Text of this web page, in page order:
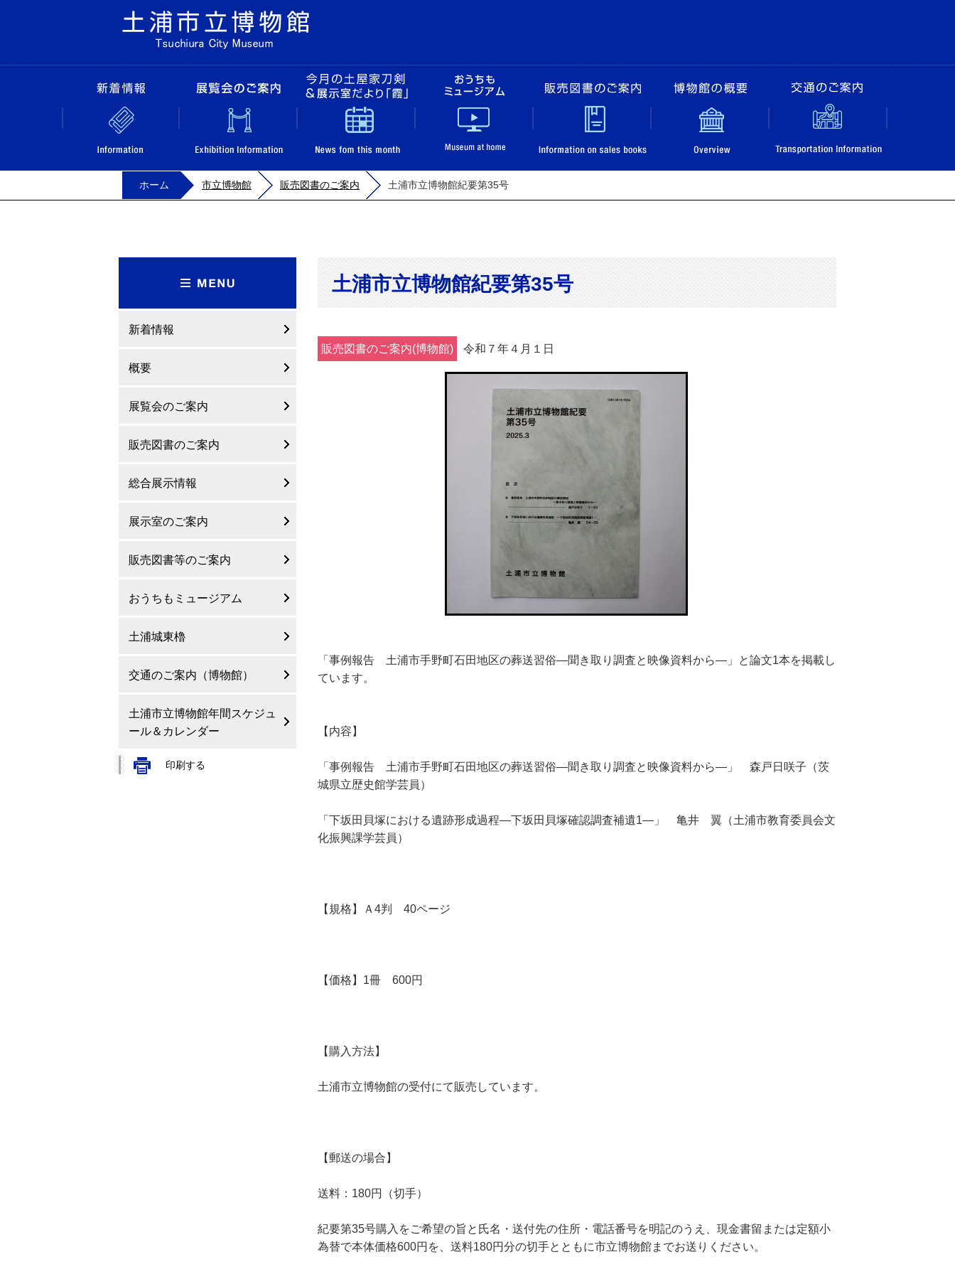
展覧会のご案内 今月の土屋家刀剣＆展示室だより「霞」
ホーム 市立博物館 販売図書のご案内 土浦市立博物館紀要第35号
土浦市立博物館紀要第35号
販売図書のご案内(博物館) 令和７年４月１日
「事例報告 土浦市手野町石田地区の葬送習俗―聞き取り調査と映像資料から―」と論文1本を掲載し
ています。
【内容】
「事例報告 土浦市手野町石田地区の葬送習俗―聞き取り調査と映像資料から―」 森戸日咲子（茨
城県立歴史館学芸員）
「下坂田貝塚における遺跡形成過程―下坂田貝塚確認調査補遺1―」 亀井 翼（土浦市教育委員会文
化振興課学芸員）
【規格】Ａ4判 40ページ
【価格】1冊 600円
【購入方法】
土浦市立博物館の受付にて販売しています。
【郵送の場合】
送料：180円（切手）
紀要第35号購入をご希望の旨と氏名・送付先の住所・電話番号を明記のうえ、現金書留または定額小
為替で本体価格600円を、送料180円分の切手とともに市立博物館までお送りください。
新着情報
概要
展覧会のご案内
販売図書のご案内
総合展示情報
展示室のご案内
販売図書等のご案内
おうちもミュージアム
土浦城東櫓
交通のご案内（博物館）
土浦市立博物館年間スケジュ
ール＆カレンダー
印刷する